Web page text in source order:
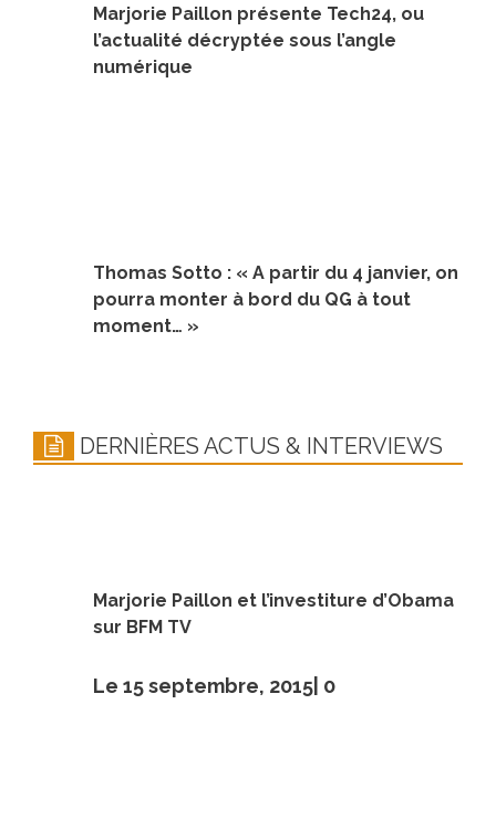
Marjorie Paillon présente Tech24, ou
l’actualité décryptée sous l’angle
numérique
Thomas Sotto : « A partir du 4 janvier, on
pourra monter à bord du QG à tout
moment… »
DERNIÈRES ACTUS & INTERVIEWS
Marjorie Paillon et l’investiture d’Obama
sur BFM TV
Le 15 septembre, 2015| 0